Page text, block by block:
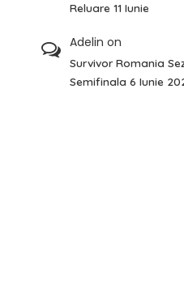
Reluare 11 Iunie
Adelin on
Survivor Romania
Semifinala 6 Iunie